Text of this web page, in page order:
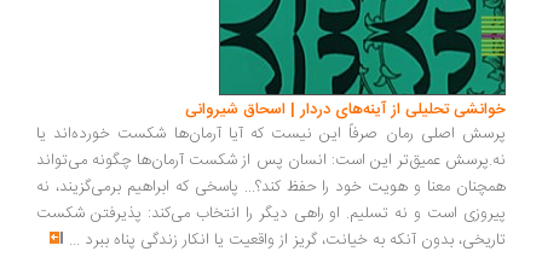
تحلیلی از آینه‌های دردار | اسحاق شیروانی
اصلی رمان صرفاً این نیست که آیا آرمان‌ها شکست خورده‌اند یا
عمیق‌تر این است: انسان پس از شکست آرمان‌ها چگونه می‌تواند
معنا و هویت خود را حفظ کند؟... پاسخی که ابراهیم برمی‌گزیند، نه
است و نه تسلیم. او راهی دیگر را انتخاب می‌کند: پذیرفتن شکست
بدون آنکه به خیانت، گریز از واقعیت یا انکار زندگی پناه ببرد...